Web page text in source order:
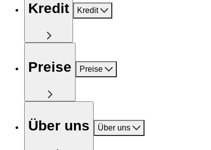
Kredit Kredit
Preise Preise
Über uns Über uns